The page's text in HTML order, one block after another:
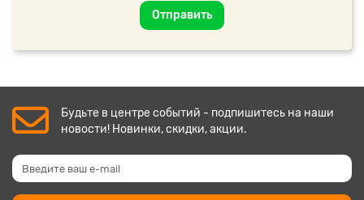
Отправить
Будьте в центре событий - подпишитесь на наши
новости! Новинки, скидки, акции.